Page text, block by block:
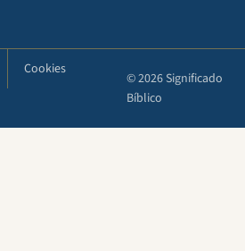
Cookies
© 2026 Significado
Bíblico